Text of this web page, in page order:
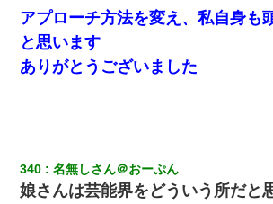
アプローチ方法を変え、私自身も
と思います
ありがとうございました
340 名無しさん＠おーぷん
娘さんは芸能界をどういう所だと